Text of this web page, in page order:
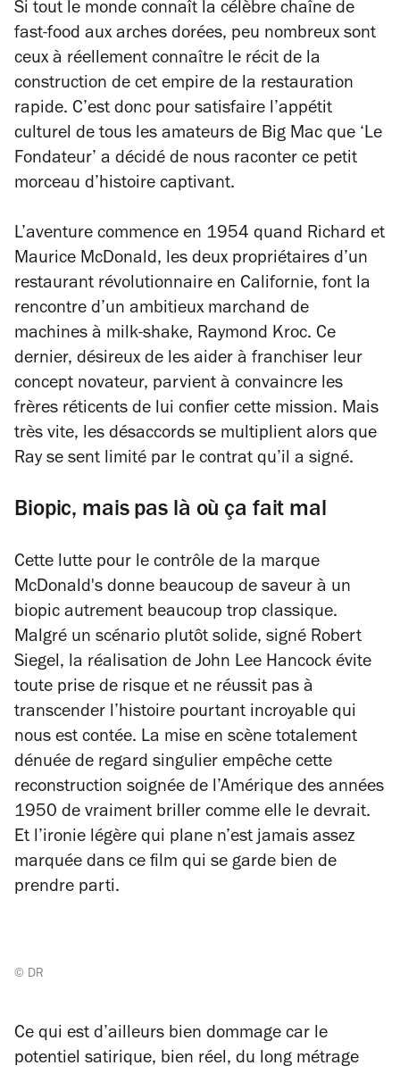
Si tout le monde connaît la célèbre chaîne de
fast-food aux arches dorées, peu nombreux sont
ceux à réellement connaître le récit de la
construction de cet empire de la restauration
rapide. C’est donc pour satisfaire l’appétit
culturel de tous les amateurs de Big Mac que ‘Le
Fondateur’ a décidé de nous raconter ce petit
morceau d’histoire captivant.
L’aventure commence en 1954 quand Richard et
Maurice McDonald, les deux propriétaires d’un
restaurant révolutionnaire en Californie, font la
rencontre d’un ambitieux marchand de
machines à milk-shake, Raymond Kroc. Ce
dernier, désireux de les aider à franchiser leur
concept novateur, parvient à convaincre les
frères réticents de lui confier cette mission. Mais
très vite, les désaccords se multiplient alors que
Ray se sent limité par le contrat qu’il a signé.
Biopic, mais pas là où ça fait mal
Cette lutte pour le contrôle de la marque
McDonald's donne beaucoup de saveur à un
biopic autrement beaucoup trop classique.
Malgré un scénario plutôt solide, signé Robert
Siegel, la réalisation de John Lee Hancock évite
toute prise de risque et ne réussit pas à
transcender l’histoire pourtant incroyable qui
nous est contée. La mise en scène totalement
dénuée de regard singulier empêche cette
reconstruction soignée de l’Amérique des années
1950 de vraiment briller comme elle le devrait.
Et l’ironie légère qui plane n’est jamais assez
marquée dans ce film qui se garde bien de
prendre parti.
© DR
Ce qui est d’ailleurs bien dommage car le
potentiel satirique, bien réel, du long métrage